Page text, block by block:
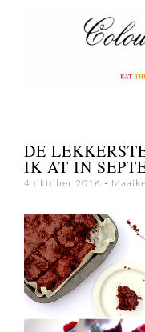
DE
IK AT IN
4 oktober 2016 - Maaike